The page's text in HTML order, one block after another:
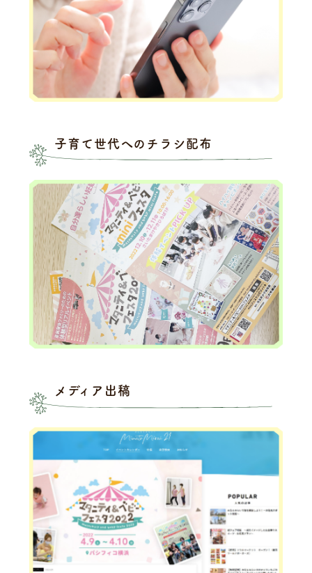
子育て世代へのチラシ配布
メディア出稿